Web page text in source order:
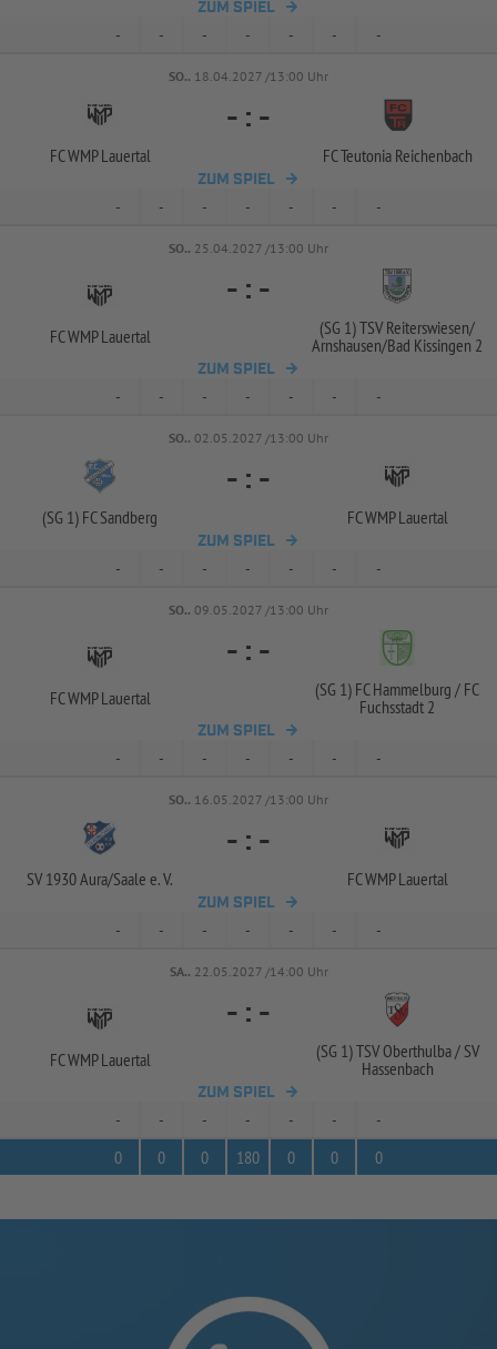
ZUM SPIEL
- - - - - - -
SO.. 18.04.2027 /13:00 Uhr
FC WMP Lauertal
- : -
FC Teutonia Reichenbach
ZUM SPIEL
- - - - - - -
SO.. 25.04.2027 /13:00 Uhr
FC WMP Lauertal
- : -
(SG 1) TSV Reiterswiesen/
Arnshausen/Bad Kissingen 2
ZUM SPIEL
- - - - - - -
SO.. 02.05.2027 /13:00 Uhr
(SG 1) FC Sandberg
- : -
FC WMP Lauertal
ZUM SPIEL
- - - - - - -
SO.. 09.05.2027 /13:00 Uhr
FC WMP Lauertal
- : -
(SG 1) FC Hammelburg / FC
Fuchsstadt 2
ZUM SPIEL
- - - - - - -
SO.. 16.05.2027 /13:00 Uhr
SV 1930 Aura/Saale e. V.
- : -
FC WMP Lauertal
ZUM SPIEL
- - - - - - -
SA.. 22.05.2027 /14:00 Uhr
FC WMP Lauertal
- : -
(SG 1) TSV Oberthulba /SV
Hassenbach
ZUM SPIEL
- - - - - -
-
0
0 0 180 0 0 0